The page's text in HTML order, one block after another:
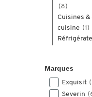
(8)
Cuisines &
cuisine (1)
Marques
Exquisit
Severin